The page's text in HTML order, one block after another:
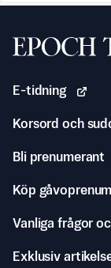
Svenska
E-tidning
Korsord och
Bli prenumerant
Köp
Vanliga frågor
Exklusiv